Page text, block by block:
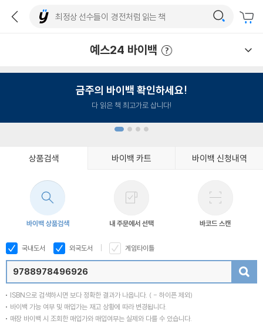
예스24 바이백
금주의 바이백 확인하세요!
다 읽은 책 최고가로 삽니다!
상품검색 바이백 카트 바이백 신청내역
바이백 상품검색 내 주문에서 선택 바코드 스캔
국내도서 외국도서 게임타이틀
ISBN으로 검색하시면 보다 정확한 결과가 나옵니다. ( - 하이픈 제외)
바이백 가능 여부 및 매입가는 재고 상황에 따라 변경됩니다.
매장 바이백 시 조회한 매입가와 매입여부는 실제와 다를 수 있습니다.